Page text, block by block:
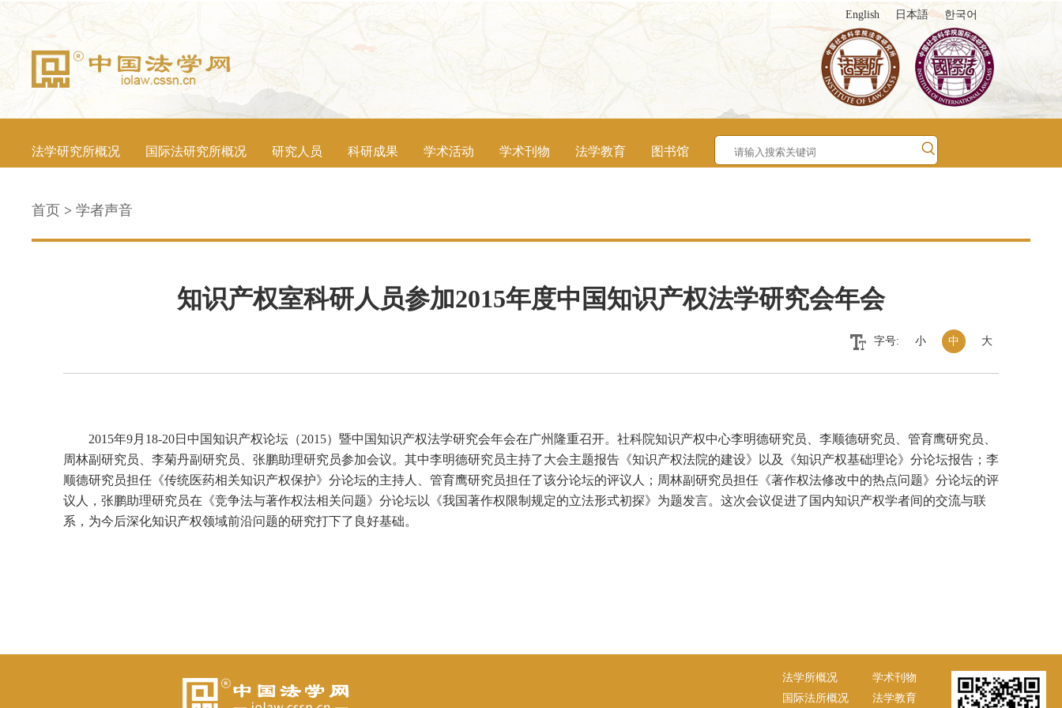
English 日本語 한국어
法学研究所概况 国际法研究所概况 研究人员 科研成果 学术活动 学术刊物 法学教育 图书馆
首页 > 学者声音
知识产权室科研人员参加2015年度中国知识产权法学研究会年会
字号: 小 中 大
2015年9月18-20日中国知识产权论坛（2015）暨中国知识产权法学研究会年会在广州隆重召开。社科院知识产权中心李明德研究员、李顺德研究员、管育鹰研究员、
周林副研究员、李菊丹副研究员、张鹏助理研究员参加会议。其中李明德研究员主持了大会主题报告《知识产权法院的建设》以及《知识产权基础理论》分论坛报告；李
顺德研究员担任《传统医药相关知识产权保护》分论坛的主持人、管育鹰研究员担任了该分论坛的评议人；周林副研究员担任《著作权法修改中的热点问题》分论坛的评
议人，张鹏助理研究员在《竞争法与著作权法相关问题》分论坛以《我国著作权限制规定的立法形式初探》为题发言。这次会议促进了国内知识产权学者间的交流与联
系，为今后深化知识产权领域前沿问题的研究打下了良好基础。
法学所概况
国际法所概况
学术刊物
法学教育